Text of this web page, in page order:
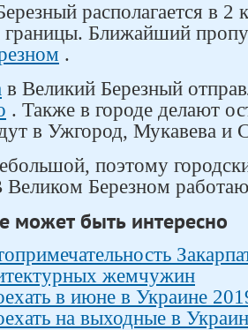
располагается в 2
границы. Ближайший
.
в Великий Березный
. Также в городе делают
в Ужгород, Мукавева и
поэтому
Великом Березном
может быть интересно
жемчужин
в июне в Украине
на выходные в